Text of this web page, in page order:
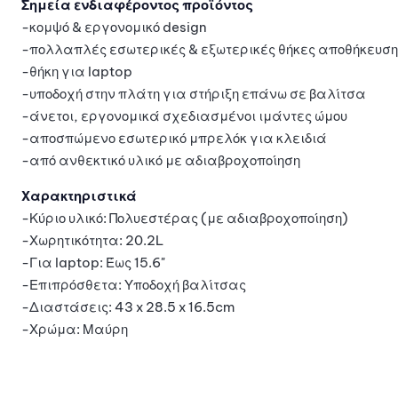
Σημεία ενδιαφέροντος προϊόντος
-κομψό & εργονομικό design
-πολλαπλές εσωτερικές & εξωτερικές θήκες
-θήκη για laptop
-υποδοχή στην πλάτη για στήριξη επάνω σε βαλίτσα
-άνετοι, εργονομικά σχεδιασμένοι ιμάντες ώμου
-αποσπώμενο εσωτερικό μπρελόκ για κλειδιά
-από ανθεκτικό υλικό με αδιαβροχοποίηση
Χαρακτηριστικά
-Κύριο υλικό: Πολυεστέρας (με αδιαβροχοποίηση)
-Χωρητικότητα: 20.2L
-Για laptop: Έως 15.6"
-Επιπρόσθετα: Υποδοχή βαλίτσας
-Διαστάσεις: 43 x 28.5 x 16.5cm
-Χρώμα: Μαύρη